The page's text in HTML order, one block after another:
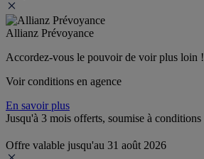
Allianz Prévoyance
Accordez-vous le pouvoir de voir plus loin !
Voir conditions en agence
En savoir plus
Jusqu'à 3 mois offerts, soumise à conditions
Offre valable jusqu'au 31 août 2026